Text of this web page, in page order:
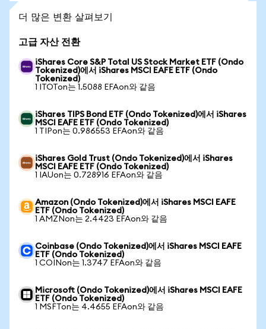
더 많은 변환 살펴보기
고급 자산 전환
iShares Core S&P Total US Stock Market ETF (Ondo
Tokenized)에서 iShares MSCI EAFE ETF (Ondo
Tokenized)
1 ITOTon는 1.5088 EFAon와 같음
iShares TIPS Bond ETF (Ondo Tokenized)에서 iShares
MSCI EAFE ETF (Ondo Tokenized)
1 TIPon는 0.986553 EFAon와 같음
iShares Gold Trust (Ondo Tokenized)에서 iShares
MSCI EAFE ETF (Ondo Tokenized)
1 IAUon는 0.728916 EFAon와 같음
Amazon (Ondo Tokenized)에서 iShares MSCI EAFE
ETF (Ondo Tokenized)
1 AMZNon는 2.4423 EFAon와 같음
Coinbase (Ondo Tokenized)에서 iShares MSCI EAFE
ETF (Ondo Tokenized)
1 COINon는 1.3747 EFAon와 같음
Microsoft (Ondo Tokenized)에서 iShares MSCI EAFE
ETF (Ondo Tokenized)
1 MSFTon는 4.4655 EFAon와 같음